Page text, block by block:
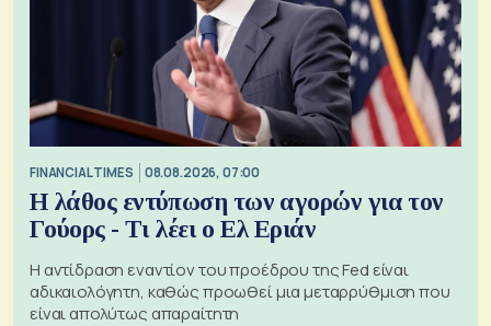
FINANCIAL TIMES 08.08.2026, 07:00
Η λάθος εντύπωση των αγορών για τον
Γούορς - Τι λέει ο Ελ Εριάν
Η αντίδραση εναντίον του προέδρου της Fed είναι
αδικαιολόγητη, καθώς προωθεί μια μεταρρύθμιση που
είναι απολύτως απαραίτητη